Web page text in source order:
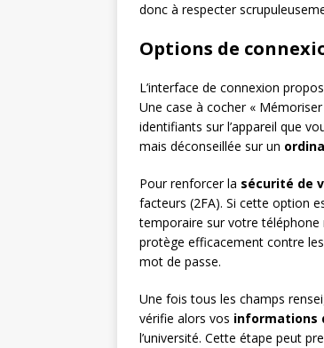
donc à respecter
Options de
L’interface de connexion
Une case à cocher «
identifiants sur l’appareil que
mais déconseillée sur un
Pour renforcer la sécurité de
facteurs (2FA). Si cette option
temporaire sur votre téléphone
protège efficacement contre
mot de passe.
Une fois tous les champs
vérifie alors vos informations
l’université. Cette étape peut